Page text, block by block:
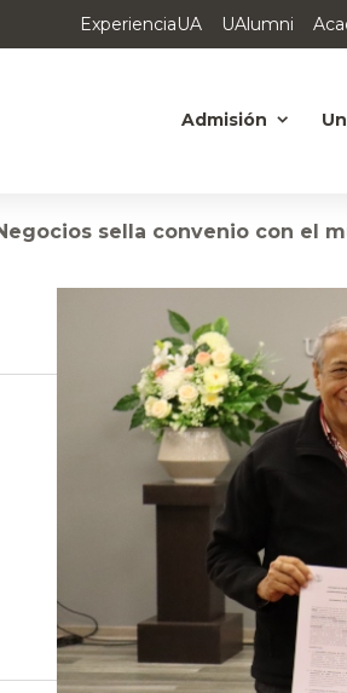
ExperienciaUA UAlumni
Admisión
sella convenio con el